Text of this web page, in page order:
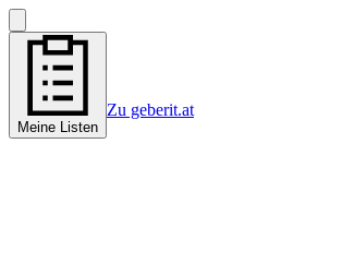
Meine Listen
Zu geberit.at